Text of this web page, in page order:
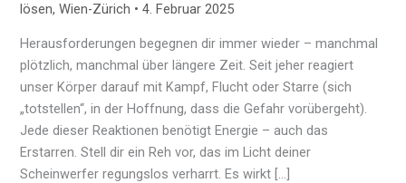
lösen,Wien-Zürich •4. Februar 2025
Herausforderungen begegnen dir immer wieder – manchmal
plötzlich, manchmal über längere Zeit. Seit jeher reagiert
unser Körper darauf mit Kampf, Flucht oder Starre (sich
„totstellen“, in der Hoffnung, dass die Gefahr vorübergeht).
Jede dieser Reaktionen benötigt Energie – auch das
Erstarren. Stell dir ein Reh vor, das im Licht deiner
Scheinwerfer regungslos verharrt. Es wirkt […]